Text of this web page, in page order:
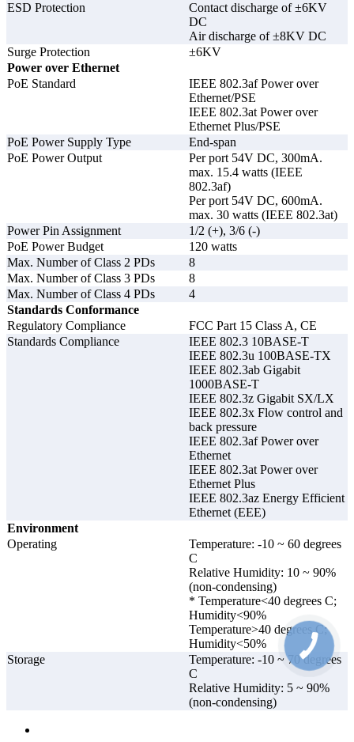
таблицей MAC-
адресов
Поддерживается управление
динамическими MAC-адресами
Поддерживается фильтрация MAC-
Поддерживается ограничение MAC-
адресов на основе порта и VLAN
Поддерживается контроль MAC
на основе порта и VLAN
VLAN
Поддерживается режим access
Поддерживается режим trunk
Поддерживается режим hybrid
Классификация
VLAN
VLAN на основе MAC-адресов
VLAN на основе IP-адресов
VLAN на основе протокола
Нормальный режим
Фиксированный режим
Запрещённый режим
QinQ
QinQ на основе порта
QinQ на основе VLAN (наложение
отображение VLAN)
QinQ на основе потока
LLDP (протокол обнаружения
канала связи)
Поддерживается IEEE 802.1D STP
ESD Protection
Contact discharge of ±6KV
DC
Air discharge of ±8KV DC
Surge Protection
±6KV
Power over Ethernet
PoE Standard
IEEE 802.3af Power over
Ethernet/PSE
IEEE 802.3at Power over
Ethernet Plus/PSE
PoE Power Supply Type
End-span
PoE Power Output
Per port 54V DC, 300mA.
max. 15.4 watts (IEEE
802.3af)
Per port 54V DC, 600mA.
max. 30 watts (IEEE 802.3at)
Power Pin Assignment
1/2 (+), 3/6 (-)
PoE Power Budget
120 watts
Max. Number of Class 2 PDs
8
Max. Number of Class 3 PDs
8
Max. Number of Class 4 PDs
4
Standards Conformance
Regulatory Compliance
FCC Part 15 Class A, CE
Standards Compliance
IEEE 802.3 10BASE-T
IEEE 802.3u 100BASE-TX
IEEE 802.3ab Gigabit
1000BASE-T
IEEE 802.3z Gigabit SX/LX
IEEE 802.3x Flow control and
back pressure
IEEE 802.3af Power over
Ethernet
IEEE 802.3at Power over
Ethernet Plus
IEEE 802.3az Energy Efficient
Ethernet (EEE)
Environment
Operating
Temperature: -10 ~ 60 degrees
C
Relative Humidity: 10 ~ 90%
(non-condensing)
* Temperature<40 degrees C;
Humidity<90%
Temperature>40 degrees C;
Humidity<50%
Storage
Temperature: -10 ~ 70 degrees
C
Relative Humidity: 5 ~ 90%
(non-condensing)